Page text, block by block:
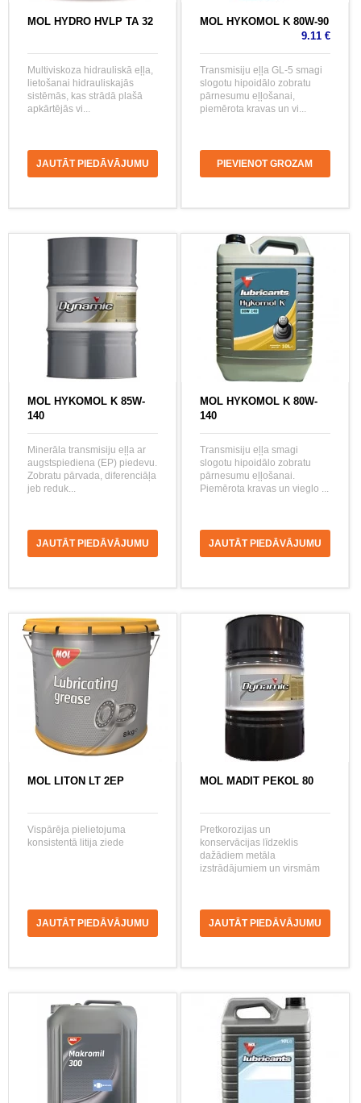
MOL HYDRO HVLP TA 32
Multiviskoza hidrauliskā eļļa,
lietošanai hidrauliskajās
sistēmās, kas strādā plašā
apkārtējās vi...
JAUTĀT PIEDĀVĀJUMU
MOL HYKOMOL K 80W-90
9.11 €
Transmisiju eļļa GL-5 smagi
slogotu hipoidālo zobratu
pārnesumu eļļošanai,
piemērota kravas un vi...
PIEVIENOT GROZAM
MOL HYKOMOL K 85W-
140
Minerāla transmisiju eļļa ar
augstspiediena (EP) piedevu.
Zobratu pārvada, diferenciāļa
jeb reduk...
JAUTĀT PIEDĀVĀJUMU
MOL HYKOMOL K 80W-
140
Transmisiju eļļa smagi
slogotu hipoidālo zobratu
pārnesumu eļļošanai.
Piemērota kravas un vieglo ...
JAUTĀT PIEDĀVĀJUMU
MOL LITON LT 2EP
Vispārēja pielietojuma
konsistentā litija ziede
JAUTĀT PIEDĀVĀJUMU
MOL MADIT PEKOL 80
Pretkorozijas un
konservācijas līdzeklis
dažādiem metāla
izstrādājumiem un virsmām
JAUTĀT PIEDĀVĀJUMU